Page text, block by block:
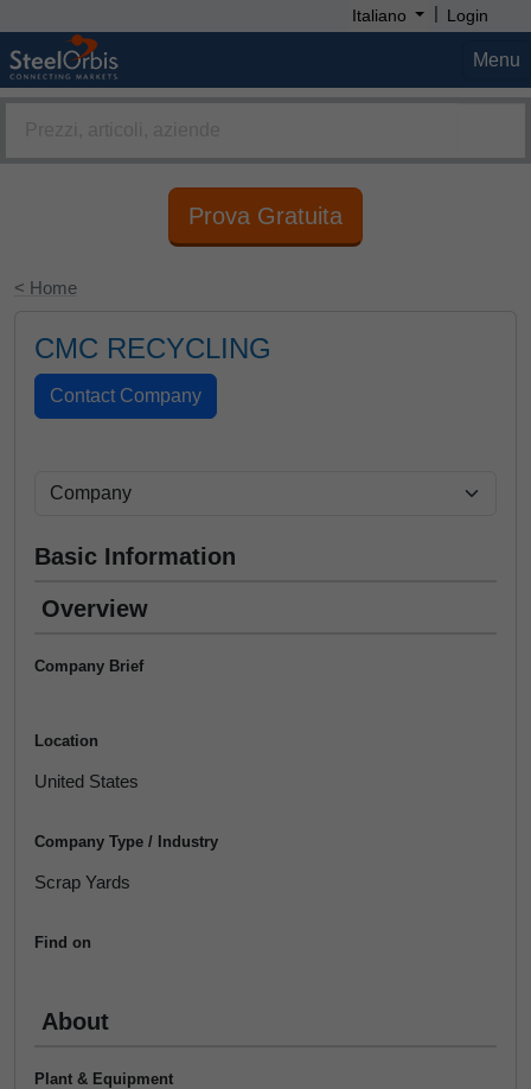
Italiano | Login
Menu
Prova Gratuita
< Home
CMC RECYCLING
Basic Information
Overview
Company Brief
Location
United States
Company Type / Industry
Scrap Yards
Find on
About
Plant & Equipment